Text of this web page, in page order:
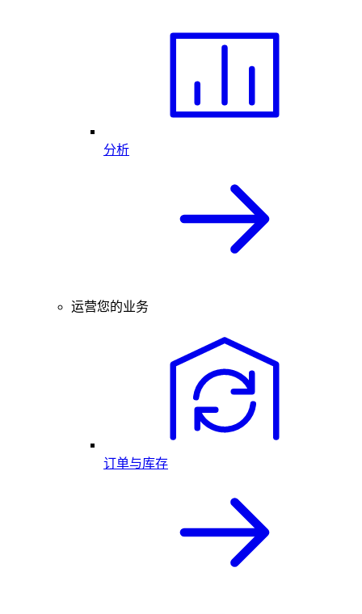
分析
运营您的业务
订单与库存